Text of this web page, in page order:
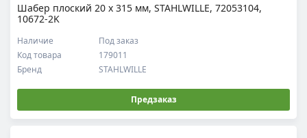
Шабер плоский 20 х 315 мм, STAHLWILLE, 72053104,
10672-2K
Код товара 179011
Наличие Под заказ
Бренд STAHLWILLE
Предзаказ